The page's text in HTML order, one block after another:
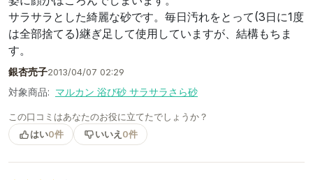
サラサラとした綺麗な砂です。毎日汚れをとって(3日に1度
は全部捨てる)継ぎ足して使用していますが、結構もちま
す。
銀杏売子2013/04/07 02:29
対象商品: マルカン 浴び砂 サラサラさら砂
この口コミはあなたのお役に立てたでしょうか？
はい0件 いいえ 0件